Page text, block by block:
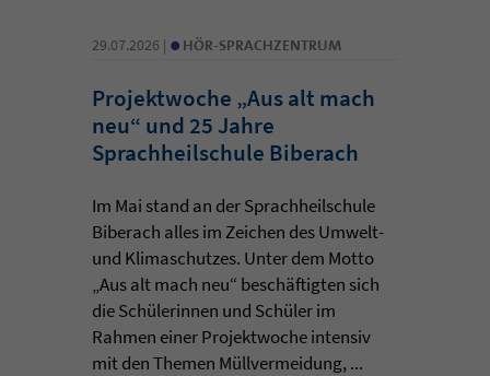
29.07.2026 | • HÖR-SPRACHZENTRUM
Projektwoche „Aus alt mach
neu“ und 25 Jahre
Sprachheilschule Biberach
Im Mai stand an der Sprachheilschule
Biberach alles im Zeichen des Umwelt-
und Klimaschutzes. Unter dem Motto
„Aus alt mach neu“ beschäftigten sich
die Schülerinnen und Schüler im
Rahmen einer Projektwoche intensiv
mit den Themen Müllvermeidung, ...